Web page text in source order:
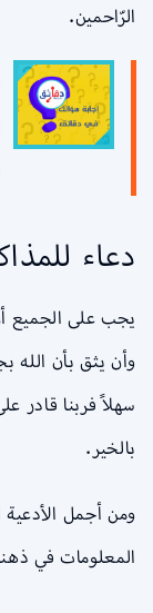
الرّاحمين.
دعاء
يجب على الجميع
وأن يثق بأن الله
سهلاً فربنا قادر
بالخير.
ومن أجمل
المعلومات في